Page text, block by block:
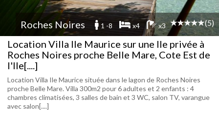
Roches Noires 1 -8 x4 x3 (5)
Location Villa Ile Maurice sur une Ile privée à
Roches Noires proche Belle Mare, Cote Est de
l'Ile[....]
Location Villa Ile Maurice située dans le lagon de Roches Noires
proche Belle Mare. Villa 300m2 pour 6 adultes et 2 enfants : 4
chambres climatisées, 3 salles de bain et 3 WC, salon TV, varangue
avec salon[....]